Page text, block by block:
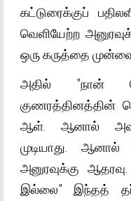
கட்டுரைக்குப்
வெளியேற்ற
ஒரு கருத்தை
அதில் "நான்
குணரத்தினத்தின்
ஆள். ஆனால்
முடியாது.
அனுரவுக்கு
இல்லை" இந்தத்